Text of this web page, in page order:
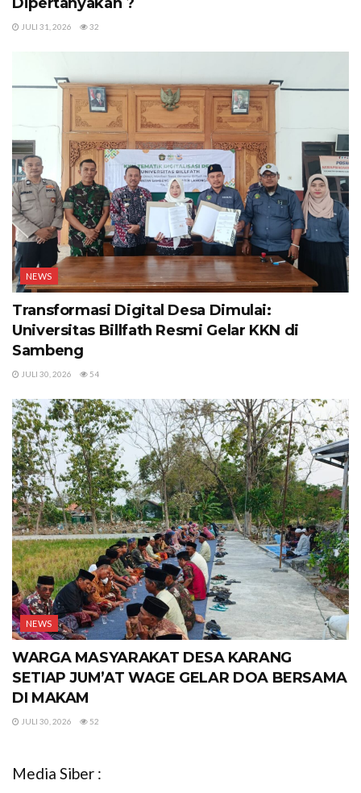
JULI 31, 2026 32
NEWS
Transformasi Digital Desa Dimulai:
Universitas Billfath Resmi Gelar KKN di
Sambeng
JULI 30, 2026 54
NEWS
WARGA MASYARAKAT DESA KARANG
SETIAP JUM’AT WAGE GELAR DOA BERSAMA
DI MAKAM
JULI 30, 2026 52
Media Siber :